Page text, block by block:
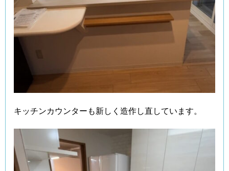
キッチンカウンターも新しく造作し直しています。